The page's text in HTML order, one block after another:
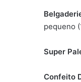
pequeno
Super
Confeito